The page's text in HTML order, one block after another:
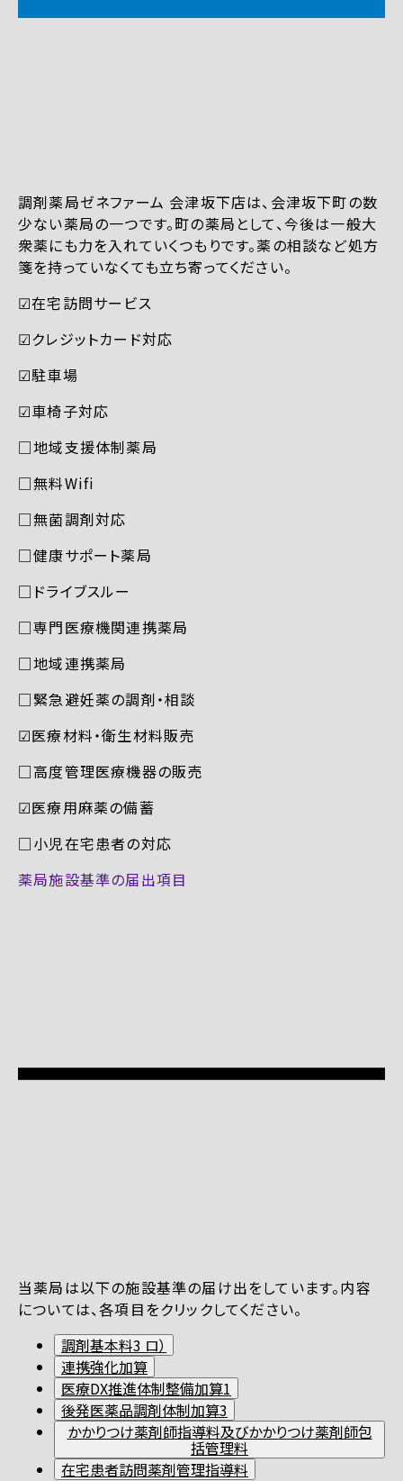
調剤薬局ゼネファーム 会津坂下店は、会津坂下町の数
少ない薬局の一つです。町の薬局として、今後は一般大
衆薬にも力を入れていくつもりです。薬の相談など処方
箋を持っていなくても立ち寄ってください。
☑︎在宅訪問サービス
☑︎クレジットカード対応
☑︎駐車場
☑︎車椅子対応
□地域支援体制薬局
□無料Wifi
□無菌調剤対応
□健康サポート薬局
□ドライブスルー
□専門医療機関連携薬局
□地域連携薬局
□緊急避妊薬の調剤・相談
☑︎医療材料・衛生材料販売
□高度管理医療機器の販売
☑︎医療用麻薬の備蓄
□小児在宅患者の対応
薬局施設基準の届出項目
当薬局は以下の施設基準の届け出をしています。内容
については、各項目をクリックしてください。
調剤基本料3 ロ）
連携強化加算
医療DX推進体制整備加算1
後発医薬品調剤体制加算3
かかりつけ薬剤師指導料及びかかりつけ薬剤師包
括管理料
在宅患者訪問薬剤管理指導料